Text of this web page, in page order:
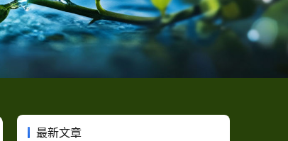
最新文章